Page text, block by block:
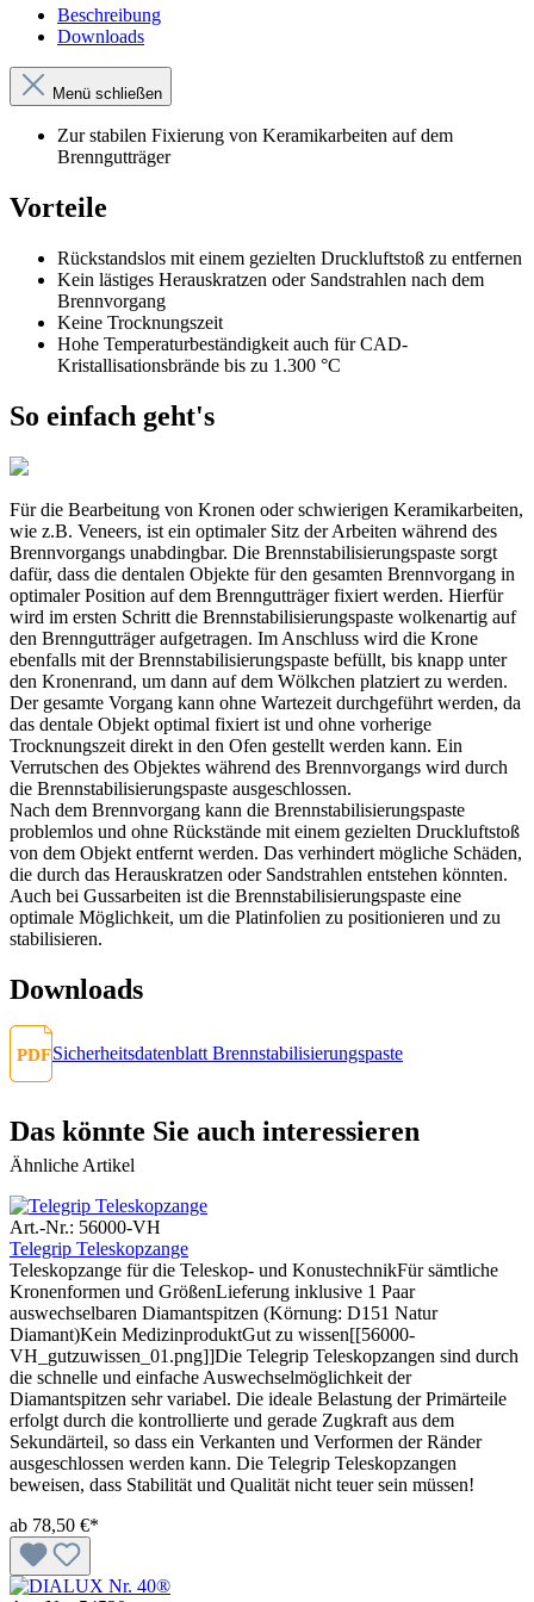
Beschreibung
Downloads
Menü schließen
Zur stabilen Fixierung von Keramikarbeiten auf dem
Brenngutträger
Vorteile
Rückstandslos mit einem gezielten Druckluftstoß zu entfernen
Kein lästiges Herauskratzen oder Sandstrahlen nach dem
Brennvorgang
Keine Trocknungszeit
Hohe Temperaturbeständigkeit auch für CAD-
Kristallisationsbrände bis zu 1.300 °C
So einfach geht's
Für die Bearbeitung von Kronen oder schwierigen Keramikarbeiten,
wie z.B. Veneers, ist ein optimaler Sitz der Arbeiten während des
Brennvorgangs unabdingbar. Die Brennstabilisierungspaste sorgt
dafür, dass die dentalen Objekte für den gesamten Brennvorgang in
optimaler Position auf dem Brenngutträger fixiert werden. Hierfür
wird im ersten Schritt die Brennstabilisierungspaste wolkenartig auf
den Brenngutträger aufgetragen. Im Anschluss wird die Krone
ebenfalls mit der Brennstabilisierungspaste befüllt, bis knapp unter
den Kronenrand, um dann auf dem Wölkchen platziert zu werden.
Der gesamte Vorgang kann ohne Wartezeit durchgeführt werden, da
das dentale Objekt optimal fixiert ist und ohne vorherige
Trocknungszeit direkt in den Ofen gestellt werden kann. Ein
Verrutschen des Objektes während des Brennvorgangs wird durch
die Brennstabilisierungspaste ausgeschlossen.
Nach dem Brennvorgang kann die Brennstabilisierungspaste
problemlos und ohne Rückstände mit einem gezielten Druckluftstoß
von dem Objekt entfernt werden. Das verhindert mögliche Schäden,
die durch das Herauskratzen oder Sandstrahlen entstehen könnten.
Auch bei Gussarbeiten ist die Brennstabilisierungspaste eine
optimale Möglichkeit, um die Platinfolien zu positionieren und zu
stabilisieren.
Downloads
PDFSicherheitsdatenblatt Brennstabilisierungspaste
Das könnte Sie auch interessieren
Ähnliche Artikel
Art.-Nr.: 56000-VH
Telegrip Teleskopzange
Teleskopzange für die Teleskop- und KonustechnikFür sämtliche
Kronenformen und GrößenLieferung inklusive 1 Paar
auswechselbaren Diamantspitzen (Körnung: D151 Natur
Diamant)Kein MedizinproduktGut zu wissen[[56000-
VH_gutzuwissen_01.png]]Die Telegrip Teleskopzangen sind durch
die schnelle und einfache Auswechselmöglichkeit der
Diamantspitzen sehr variabel. Die ideale Belastung der Primärteile
erfolgt durch die kontrollierte und gerade Zugkraft aus dem
Sekundärteil, so dass ein Verkanten und Verformen der Ränder
ausgeschlossen werden kann. Die Telegrip Teleskopzangen
beweisen, dass Stabilität und Qualität nicht teuer sein müssen!
ab 78,50 €*